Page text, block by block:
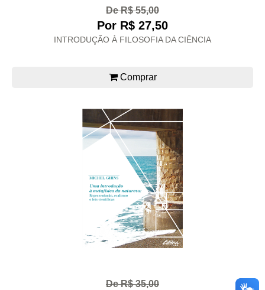
De R$ 55,00
Por R$ 27,50
INTRODUÇÃO À FILOSOFIA DA CIÊNCIA
Comprar
De R$ 35,00